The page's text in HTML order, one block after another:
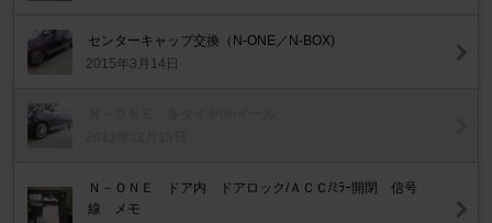
センターキャップ交換（N-ONE／N-BOX)
2015年3月14日
Ｎ－ＯＮＥ ドア内 ドアロック/ＡＣＣ/ﾐﾗｰ開閉 信号
線 メモ